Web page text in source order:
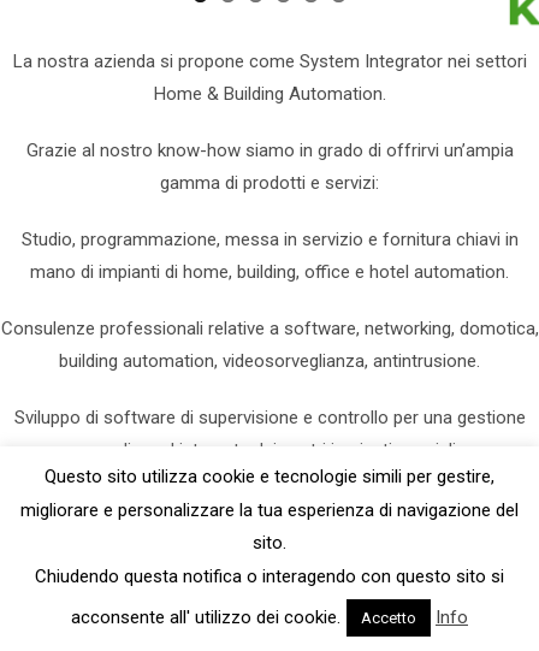
La nostra azienda si propone come System Integrator nei settori
Home & Building Automation.
Grazie al nostro know-how siamo in grado di offrirvi un’ampia
gamma di prodotti e servizi:
Studio, programmazione, messa in servizio e fornitura chiavi in
mano di impianti di home, building, office e hotel automation.
Consulenze professionali relative a software, networking, domotica,
building automation, videosorveglianza, antintrusione.
Sviluppo di software di supervisione e controllo per una gestione
semplice ed integrata dei vostri impianti speciali.
ECODOM S.R.L. - P.I. 03196760981
YoutubeFacebook
Twitter
Questo sito utilizza cookie e tecnologie simili per gestire,
migliorare e personalizzare la tua esperienza di navigazione del
sito.
Chiudendo questa notifica o interagendo con questo sito si
acconsente all' utilizzo dei cookie.
Accetto Info